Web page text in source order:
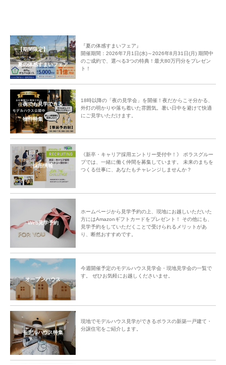
【期間限定】
夏の体感すまいフェア
『夏の体感すまいフェア』
開催期間：2026年7月1日(水)～2026年8月31日(月) 期間中
のご成約で、選べる3つの特典！最大80万円分をプレゼン
ト！
夜でも見学できる
物件特集
18時以降の「夜の見学会」を開催！夜だからこそ分かる、
外灯の明かりや落ち着いた雰囲気。暑い日中を避けて快適
にご見学いただけます。
採用情報
《新卒・キャリア採用エントリー受付中！》 ポラスグルー
プでは、一緒に働く仲間を募集しています。 未来のまちを
つくる仕事に、あなたもチャレンジしませんか？
Web見学予約
ホームページから見学予約の上、現地にお越しいただいた
方にはAmazonギフトカードをプレゼント！ その他にも、
見学予約をしていただくことで受けられるメリットがあ
り、断然おすすめです。
オープンハウス
今週開催予定のモデルハウス見学会・現地見学会の一覧で
す。 ぜひお気軽にお越しくださいませ。
モデルハウス特集
現地でモデルハウス見学ができるポラスの新築一戸建て・
分譲住宅をご紹介します。